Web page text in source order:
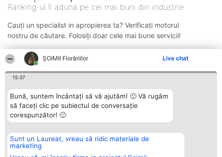
ȘOIMII Florăriilor Live chat
15:37
Bună, suntem încântați să vă ajutăm! 🙂 Vă rugăm
să faceți clic pe subiectul de conversație
corespunzător! 🙂
Sunt un Laureat, vreau să ridic materiale de
marketing
Ranking-ul îi adună pe cei mai buni din industrie
Cauți un specialist in apropierea ta? Verificați motorul
nostru de căutare. Folosiți doar cele mai bune servicii!
Organizator Ranking
BRIGHT SOLUTIONS BR SRL
Aleea Timisul De Sus 2 Bl. A30
Plebiscyt
Lista Tuturor
Contact